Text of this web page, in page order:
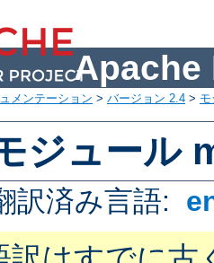
Apache
メンテーション > バージョン 2.4 >
ジュール
訳済み言語: